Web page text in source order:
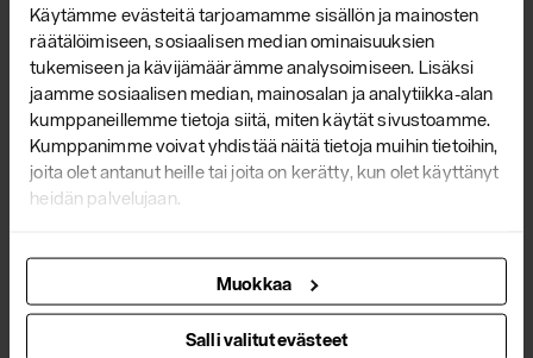
Käytämme evästeitä tarjoamamme sisällön ja mainosten
räätälöimiseen, sosiaalisen median ominaisuuksien
tukemiseen ja kävijämäärämme analysoimiseen. Lisäksi
jaamme sosiaalisen median, mainosalan ja analytiikka-alan
kumppaneillemme tietoja siitä, miten käytät sivustoamme.
Kumppanimme voivat yhdistää näitä tietoja muihin tietoihin,
joita olet antanut heille tai joita on kerätty, kun olet käyttänyt
heidän palvelujaan.
Muokkaa
Salli valitut evästeet
Yrjö Kukkapuro in Scan
Magazine
about the master of Finnish design in
the June issue of Scan Magazine!